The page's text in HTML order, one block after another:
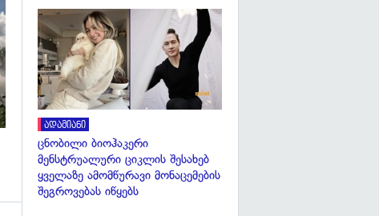
ადამიანი
ცნობილი ბიოჰაკერი
მენსტრუალური ციკლის შესახებ
ყველაზე ამომწურავი მონაცემების
შეგროვებას იწყებს